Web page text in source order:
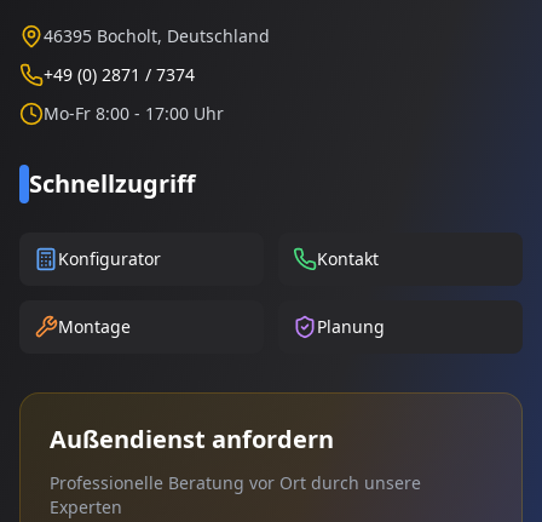
46395 Bocholt, Deutschland
+49 (0) 2871 / 7374
Mo-Fr 8:00 - 17:00 Uhr
Schnellzugriff
Konfigurator Kontakt
Montage Planung
Außendienst anfordern
Professionelle Beratung vor Ort durch unsere
Experten